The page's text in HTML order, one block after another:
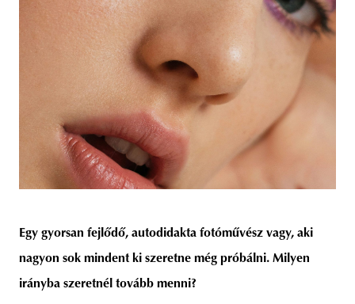
Egy gyorsan fejlődő, autodidakta fotóművész vagy, aki
nagyon sok mindent ki szeretne még próbálni. Milyen
irányba szeretnél tovább menni?